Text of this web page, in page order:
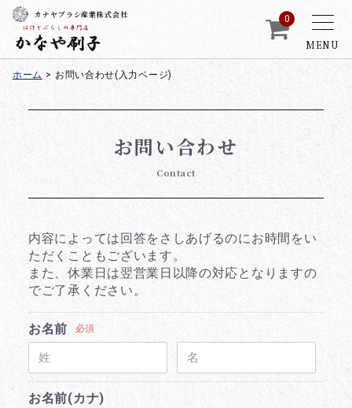
MENU
カナヤブラシ産業株式会社 0
ホーム > お問い合わせ(入力ページ)
お問い合わせ
Contact
内容によっては回答をさしあげるのにお時間をい
ただくこともございます。
また、休業日は翌営業日以降の対応となりますの
でご了承ください。
お名前 必須
お名前(カナ)